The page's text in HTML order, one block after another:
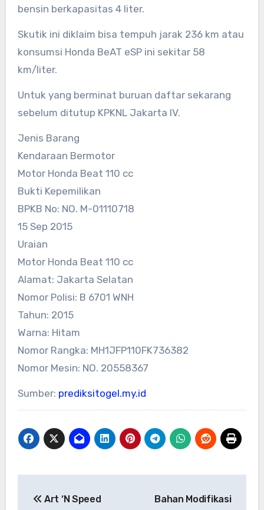
bensin berkapasitas 4 liter.
Skutik ini diklaim bisa tempuh jarak 236 km atau
konsumsi Honda BeAT eSP ini sekitar 58
km/liter.
Untuk yang berminat buruan daftar sekarang
sebelum ditutup KPKNL Jakarta IV.
Jenis Barang
Kendaraan Bermotor
Motor Honda Beat 110 cc
Bukti Kepemilikan
BPKB No: NO. M-01110718
15 Sep 2015
Uraian
Motor Honda Beat 110 cc
Alamat: Jakarta Selatan
Nomor Polisi: B 6701 WNH
Tahun: 2015
Warna: Hitam
Nomor Rangka: MH1JFP110FK736382
Nomor Mesin: NO. 20558367
Sumber: prediksitogel.my.id
Art ‘N Speed Bahan Modifikasi